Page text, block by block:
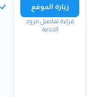
زيارة الموقع
قراءة تفاصيل مزود
الخدمة